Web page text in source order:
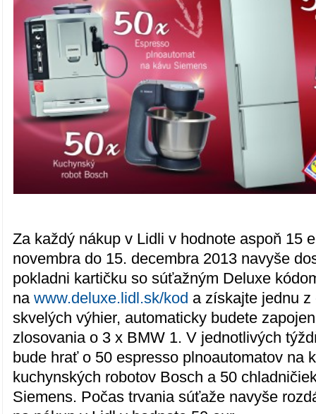
Za každý nákup v Lidli v hodnote aspoň 15
novembra do 15. decembra 2013 navyše
pokladni kartičku so súťažným Deluxe
nawww.deluxe.lidl.sk/kod a získajte jednu
skvelých výhier, automaticky budete
zlosovania o 3 x BMW 1. V jednotlivých
bude hrať o 50 espresso plnoautomatov na
kuchynských robotov Bosch a 50
Siemens. Počas trvania súťaže navyše